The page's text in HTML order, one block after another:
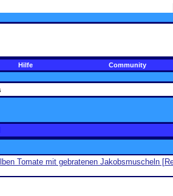
Hilfe Community
Tomate mit gebratenen Jakobsmuscheln